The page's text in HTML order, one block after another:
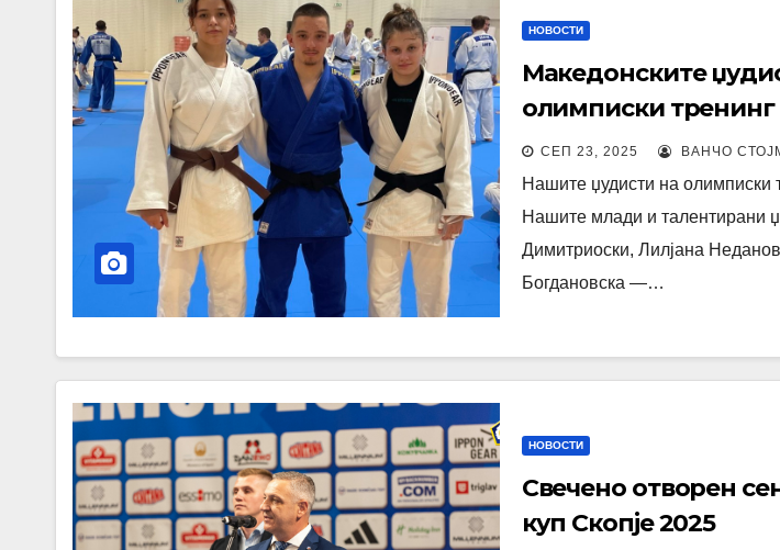
НОВОСТИ
Македонските
олимписки
Словачка
СЕП 23, 2025 ВАНЧО
Нашите џудисти на олимписки
Нашите млади и талентирани
Димитриоски, Лилјана
Богдановска —…
НОВОСТИ
Свечено отворен
куп Скопје 2025